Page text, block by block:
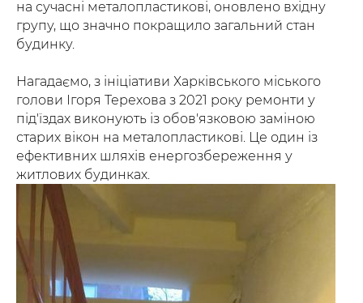
на сучасні металопластикові, оновлено вхідну
групу, що значно покращило загальний стан
будинку.
Нагадаємо, з ініціативи Харківського міського
голови Ігоря Терехова з 2021 року ремонти у
під'їздах виконують із обов'язковою заміною
старих вікон на металопластикові. Це один із
ефективних шляхів енергозбереження у
житлових будинках.